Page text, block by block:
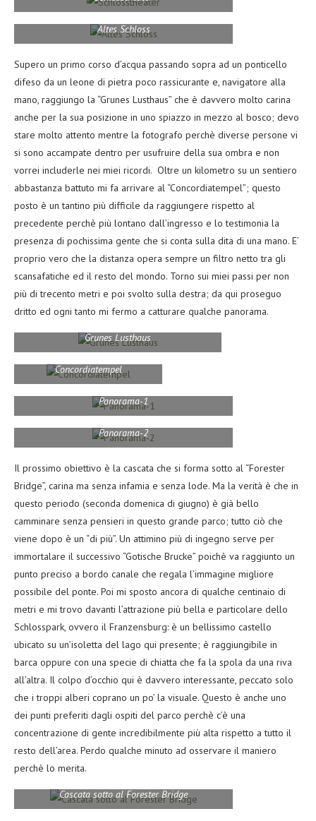
Altes Schloss
Supero un primo corso d’acqua passando sopra ad un ponticello
difeso da un leone di pietra poco rassicurante e, navigatore alla
mano, raggiungo la “Grunes Lusthaus” che è davvero molto carina
anche per la sua posizione in uno spiazzo in mezzo al bosco; devo
stare molto attento mentre la fotografo perchè diverse persone vi
si sono accampate dentro per usufruire della sua ombra e non
vorrei includerle nei miei ricordi. Oltre un kilometro su un sentiero
abbastanza battuto mi fa arrivare al “Concordiatempel”; questo
posto è un tantino più difficile da raggiungere rispetto al
precedente perchè più lontano dall’ingresso e lo testimonia la
presenza di pochissima gente che si conta sulla dita di una mano. E’
proprio vero che la distanza opera sempre un filtro netto tra gli
scansafatiche ed il resto del mondo. Torno sui miei passi per non
più di trecento metri e poi svolto sulla destra; da qui proseguo
dritto ed ogni tanto mi fermo a catturare qualche panorama.
Grunes Lusthaus
Concordiatempel
Panorama-1
Panorama-2
Il prossimo obiettivo è la cascata che si forma sotto al “Forester
Bridge”, carina ma senza infamia e senza lode. Ma la verità è che in
questo periodo (seconda domenica di giugno) è già bello
camminare senza pensieri in questo grande parco; tutto ciò che
viene dopo è un “di più”. Un attimino più di ingegno serve per
immortalare il successivo “Gotische Brucke” poichè va raggiunto un
punto preciso a bordo canale che regala l’immagine migliore
possibile del ponte. Poi mi sposto ancora di qualche centinaio di
metri e mi trovo davanti l’attrazione più bella e particolare dello
Schlosspark, ovvero il Franzensburg: è un bellissimo castello
ubicato su un’isoletta del lago qui presente; è raggiungibile in
barca oppure con una specie di chiatta che fa la spola da una riva
all’altra. Il colpo d’occhio qui è davvero interessante, peccato solo
che i troppi alberi coprano un po’ la visuale. Questo è anche uno
dei punti preferiti dagli ospiti del parco perchè c’è una
concentrazione di gente incredibilmente più alta rispetto a tutto il
resto dell’area. Perdo qualche minuto ad osservare il maniero
perchè lo merita.
Cascata sotto al Forester Bridge